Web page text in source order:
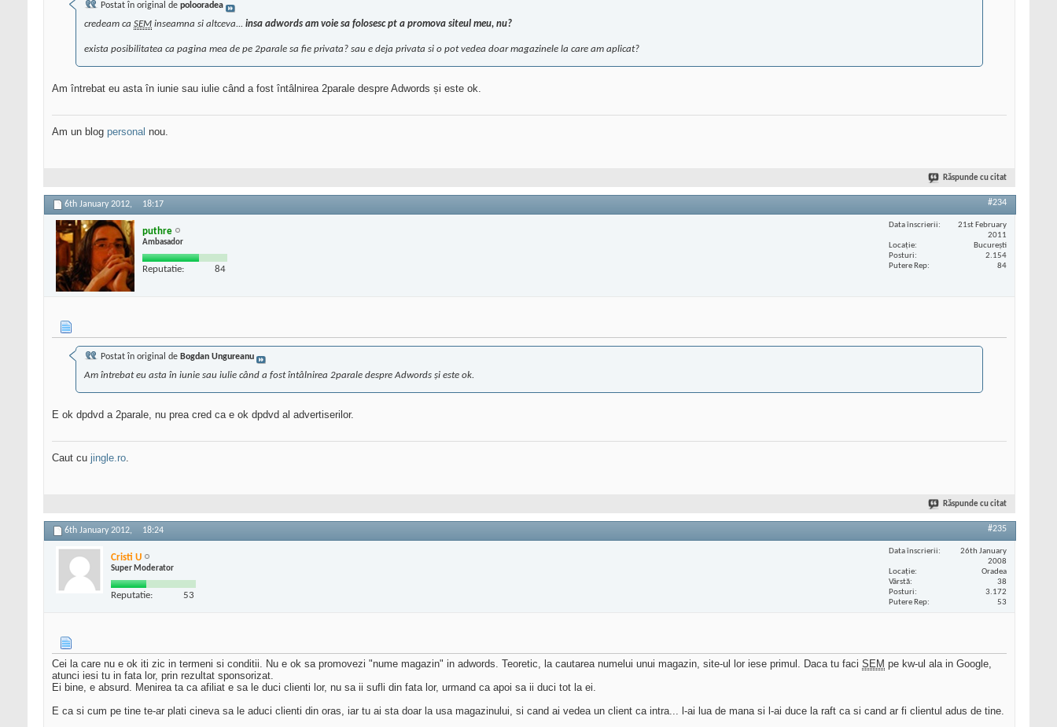
Postat în original de polooradea
credeam ca SEM inseamna si altceva... insa adwords am voie sa folosesc pt a promova siteul meu, nu?
exista posibilitatea ca pagina mea de pe 2parale sa fie privata? sau e deja privata si o pot vedea doar magazinele la care am aplicat?
Am întrebat eu asta în iunie sau iulie când a fost întâlnirea 2parale despre Adwords și este ok.
Am un blog personal nou.
Răspunde cu citat
6th January 2012, 18:17 #234
puthre
Ambasador
Reputatie: 84
Data înscrierii
21st February
2011
Locaţie
București
Posturi
2.154
Putere Rep
84
Postat în original de Bogdan Ungureanu
Am întrebat eu asta în iunie sau iulie când a fost întâlnirea 2parale despre Adwords și este ok.
E ok dpdvd a 2parale, nu prea cred ca e ok dpdvd al advertiserilor.
Caut cu jingle.ro.
Răspunde cu citat
6th January 2012, 18:24 #235
Cristi U
Super Moderator
Reputatie: 53
Data înscrierii
26th January
2008
Locaţie
Oradea
Vârstă
38
Posturi
3.172
Putere Rep
53
Cei la care nu e ok iti zic in termeni si conditii. Nu e ok sa promovezi "nume magazin" in adwords. Teoretic, la cautarea numelui unui magazin, site-ul lor iese primul. Daca tu faci SEM pe kw-ul ala in Google,
atunci iesi tu in fata lor, prin rezultat sponsorizat.
Ei bine, e absurd. Menirea ta ca afiliat e sa le duci clienti lor, nu sa ii sufli din fata lor, urmand ca apoi sa ii duci tot la ei.
E ca si cum pe tine te-ar plati cineva sa le aduci clienti din oras, iar tu ai sta doar la usa magazinului, si cand ai vedea un client ca intra... l-ai lua de mana si l-ai duce la raft ca si cand ar fi clientul adus de tine.